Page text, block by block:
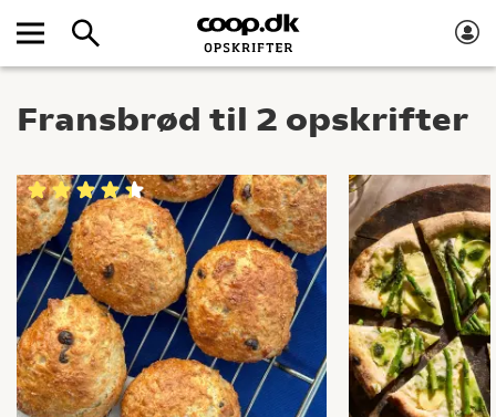
Fransbrød til 2 opskrifter